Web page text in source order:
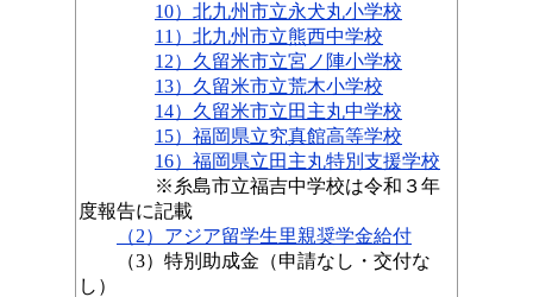
10）北九州市立永犬丸小学校
11）北九州市立熊西中学校
12）久留米市立宮ノ陣小学校
13）久留米市立荒木小学校
14）久留米市立田主丸中学校
15）福岡県立究真館高等学校
16）福岡県立田主丸特別支援学校
※糸島市立福吉中学校は令和３年
度報告に記載
（2）アジア留学生里親奨学金給付
（3）特別助成金（申請なし・交付な
し）